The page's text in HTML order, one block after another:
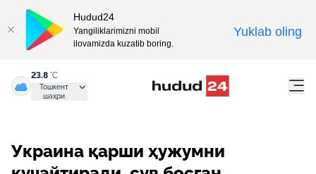
23.8 °C
Тошкент
шаҳри
Украина қарши ҳужумни
Hudud24
Yangiliklarimizni mobil
ilovamizda kuzatib boring.
Yuklab oling